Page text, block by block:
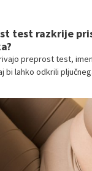
test razkrije
preprost test,
bi lahko odkrili
s pomočjo tega
smiseln.